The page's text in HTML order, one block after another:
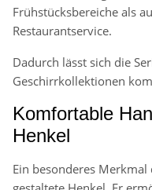
Frühstücksbereiche als
Restaurantservice.
Dadurch lässt sich die
Geschirrkollektionen
Komfortable
Henkel
Ein besonderes